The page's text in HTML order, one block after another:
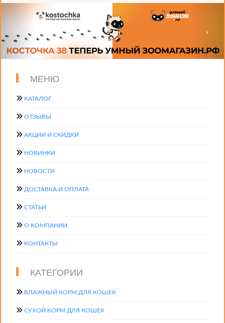
МЕНЮ
КАТАЛОГ
ОТЗЫВЫ
АКЦИИ И СКИДКИ
НОВИНКИ
НОВОСТИ
ДОСТАВКА И ОПЛАТА
СТАТЬИ
О КОМПАНИИ
КОНТАКТЫ
КАТЕГОРИИ
ВЛАЖНЫЙ КОРМ ДЛЯ КОШЕК
СУХОЙ КОРМ ДЛЯ КОШЕК